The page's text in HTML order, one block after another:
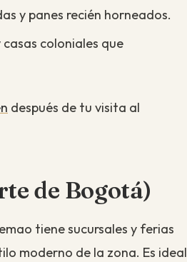
y panes recién horneados.
coloniales que
después de tu visita al
de Bogotá)
tiene sucursales y ferias
moderno de la zona. Es ideal